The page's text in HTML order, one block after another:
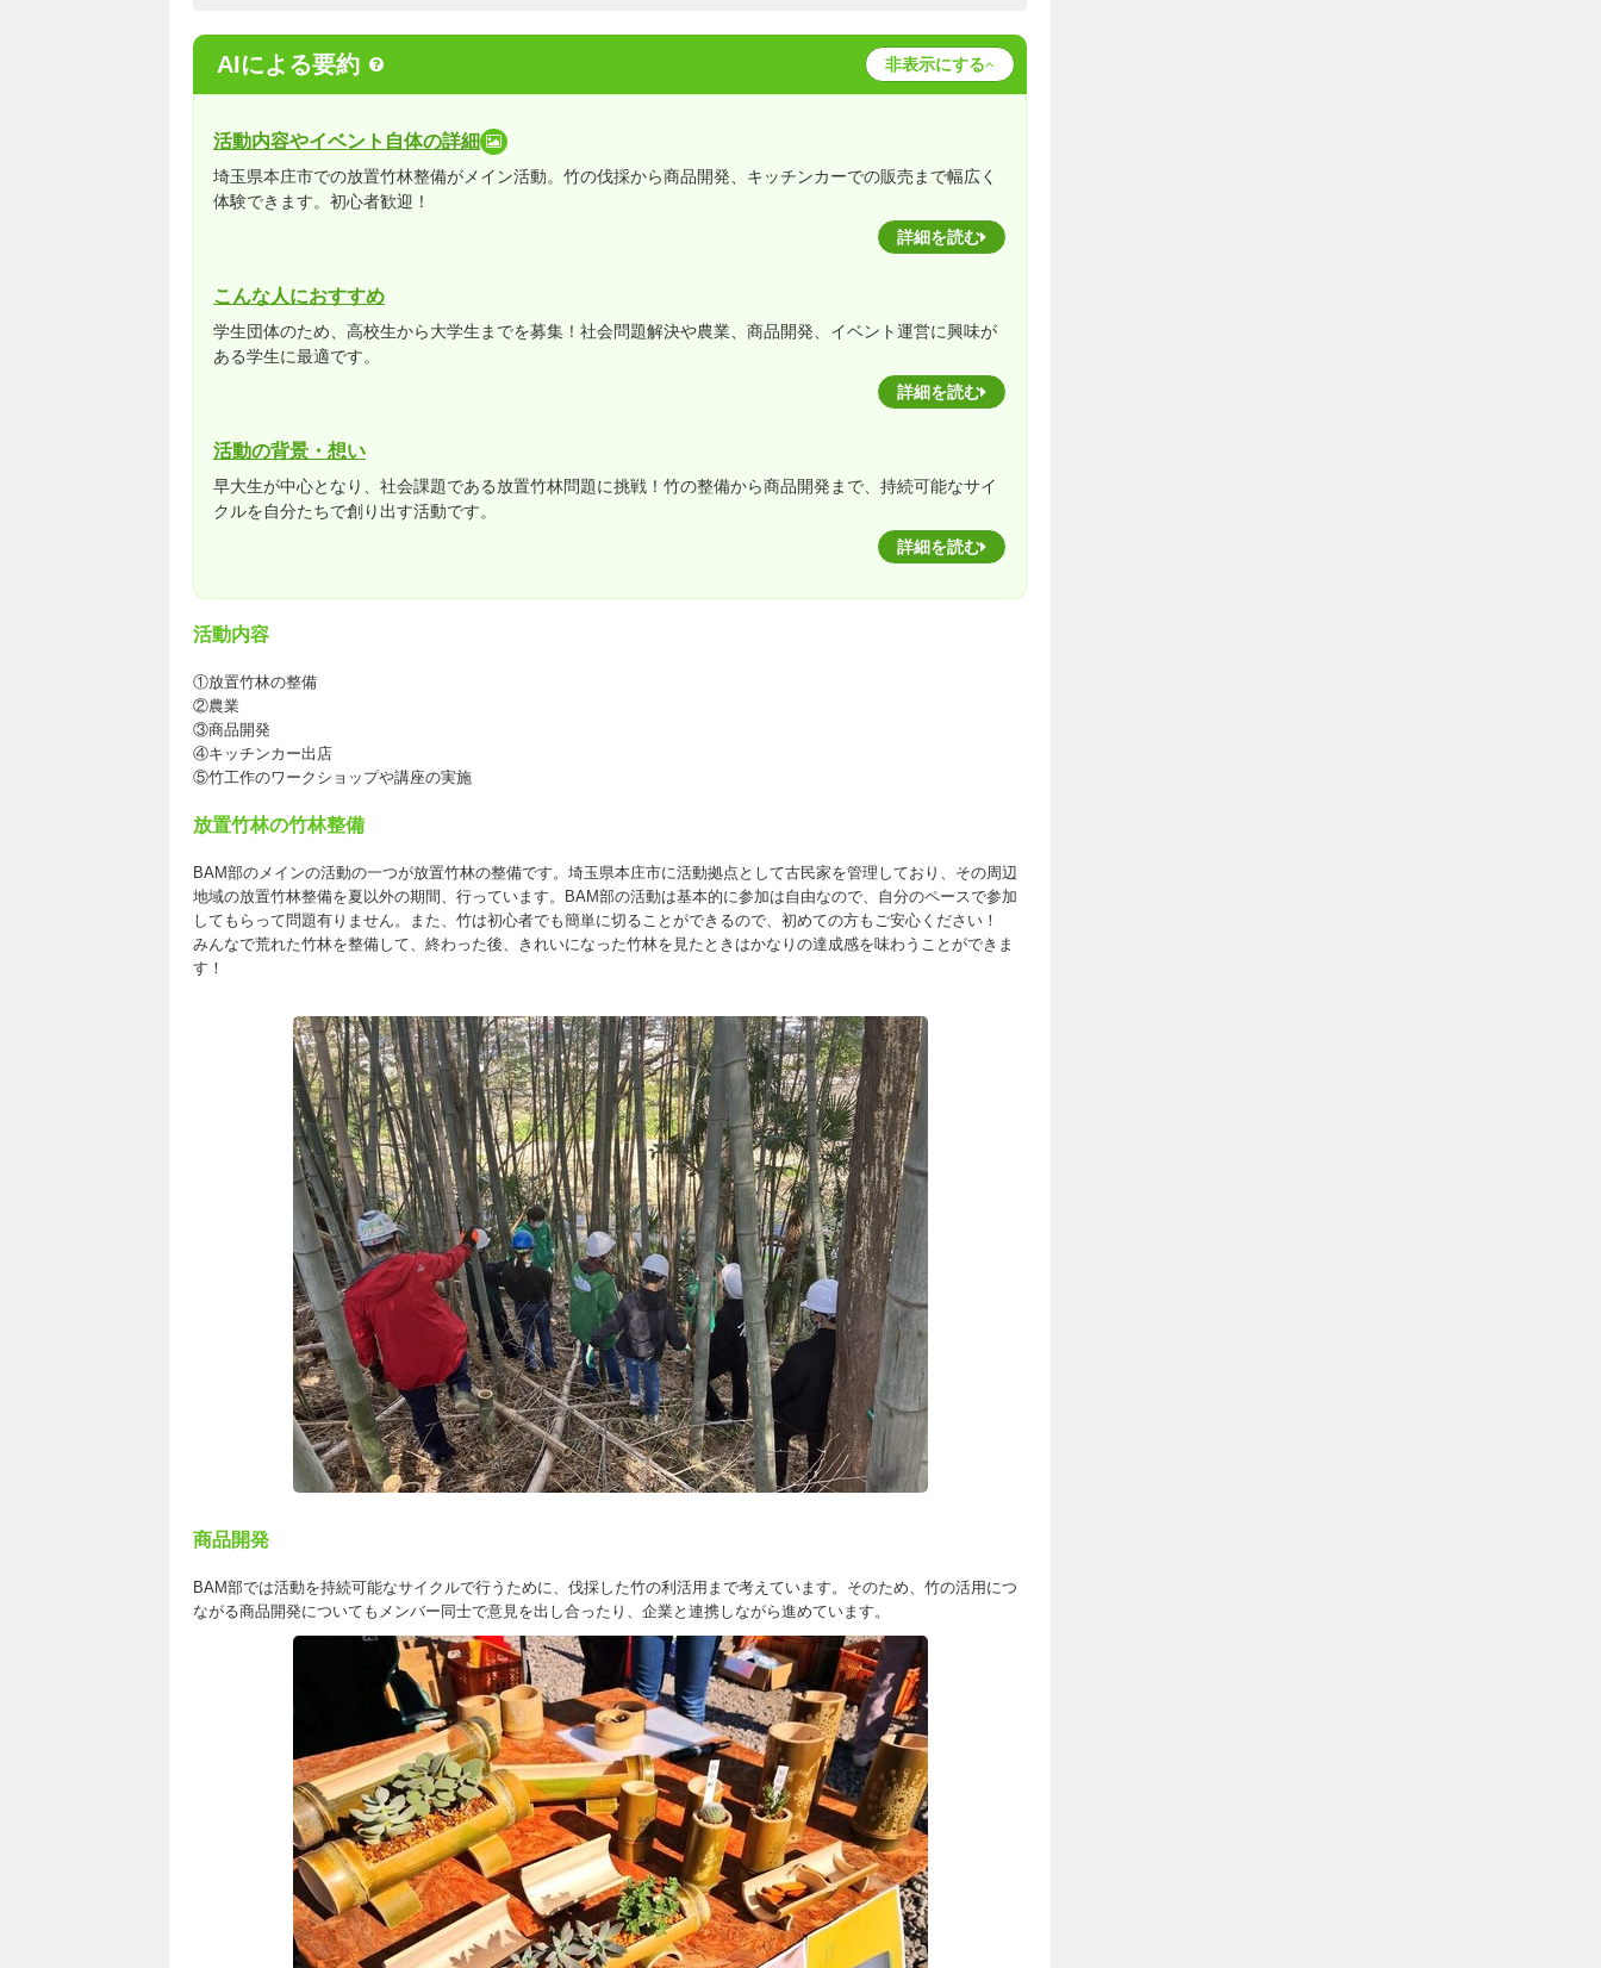
AIによる要約 非表示にする
活動内容やイベント自体の詳細
埼玉県本庄市での放置竹林整備がメイン活動。竹の伐採から商品開発、キッチンカーでの販売まで幅広く
体験できます。初心者歓迎！
詳細を読む
こんな人におすすめ
学生団体のため、高校生から大学生までを募集！社会問題解決や農業、商品開発、イベント運営に興味が
ある学生に最適です。
詳細を読む
活動の背景・想い
早大生が中心となり、社会課題である放置竹林問題に挑戦！竹の整備から商品開発まで、持続可能なサイ
クルを自分たちで創り出す活動です。
詳細を読む
活動内容
①放置竹林の整備
②農業
③商品開発
④キッチンカー出店
⑤竹工作のワークショップや講座の実施
放置竹林の竹林整備
BAM部のメインの活動の一つが放置竹林の整備です。埼玉県本庄市に活動拠点として古民家を管理しており、その周辺
地域の放置竹林整備を夏以外の期間、行っています。BAM部の活動は基本的に参加は自由なので、自分のペースで参加
してもらって問題有りません。また、竹は初心者でも簡単に切ることができるので、初めての方もご安心ください！
みんなで荒れた竹林を整備して、終わった後、きれいになった竹林を見たときはかなりの達成感を味わうことができま
す！
商品開発
BAM部では活動を持続可能なサイクルで行うために、伐採した竹の利活用まで考えています。そのため、竹の活用につ
ながる商品開発についてもメンバー同士で意見を出し合ったり、企業と連携しながら進めています。